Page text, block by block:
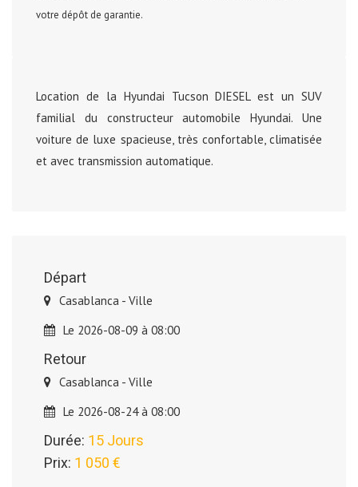
votre dépôt de garantie.
Location de la Hyundai Tucson DIESEL est un SUV
familial du constructeur automobile Hyundai. Une
voiture de luxe spacieuse, très confortable, climatisée
et avec transmission automatique.
Départ
Casablanca - Ville
Le 2026-08-09 à 08:00
Retour
Casablanca - Ville
Le 2026-08-24 à 08:00
Durée: 15 Jours
Prix: 1 050 €